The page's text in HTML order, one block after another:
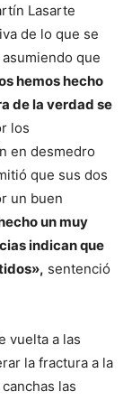
Lasarte
de lo que se
que
hemos hecho
de la verdad se
los
en desmedro
que sus dos
un buen
un muy
indican que
sentenció
vuelta a las
la fractura a la
las